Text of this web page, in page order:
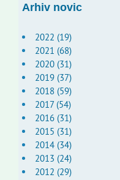
Arhiv novic
2022 (19)
2021 (68)
2020 (31)
2019 (37)
2018 (59)
2017 (54)
2016 (31)
2015 (31)
2014 (34)
2013 (24)
2012 (29)